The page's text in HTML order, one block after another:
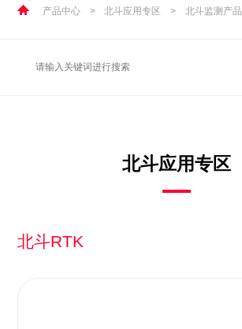
产品中心 > 北斗应用专区 > 北斗监测产品
北斗应用专区
北斗RTK